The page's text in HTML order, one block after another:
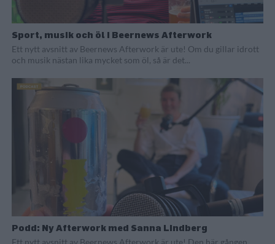
Sport, musik och öl i Beernews Afterwork
Ett nytt avsnitt av Beernews Afterwork är ute! Om du gillar idrott
och musik nästan lika mycket som öl, så är det...
Podd: Ny Afterwork med Sanna Lindberg